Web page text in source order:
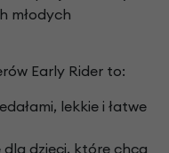
młodych
Early Rider to:
lekkie i łatwe
dla dzieci, które chcą